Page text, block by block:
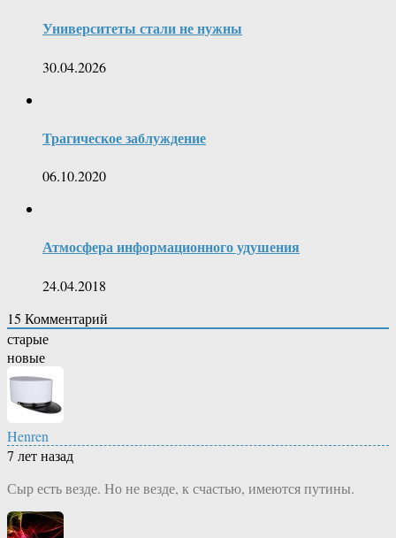
Университеты стали не нужны
30.04.2026
Трагическое заблуждение
06.10.2020
Атмосфера информационного удушения
24.04.2018
15 Комментарий
старые
новые
Henren
7 лет назад
Сыр есть везде. Но не везде, к счастью, имеются путины.